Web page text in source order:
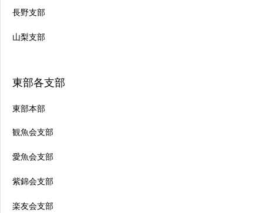
長野支部
山梨支部
東部各支部
東部本部
観魚会支部
愛魚会支部
紫錦会支部
楽友会支部